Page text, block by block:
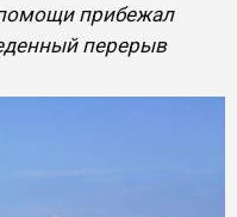
прибежал
перерыв